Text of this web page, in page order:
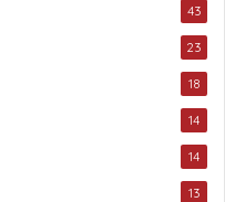
43
23
18
14
14
13